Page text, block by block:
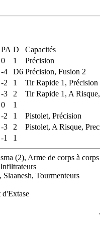
PA D
Capacités
0 1
Précision
-4 D6 Précision, Fusion 2
-2 1
Tir Rapide 1, Précision
-3 2
Tir Rapide 1, A
0
1
-2 1
Pistolet, Précision
-3 2
Pistolet, A Risque,
-1 1
(2), Arme de corps à
Tourmenteurs
d'Extase